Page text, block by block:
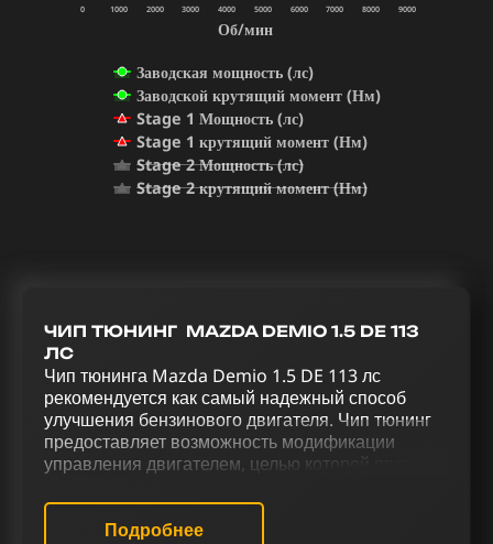
Об/мин
Заводская мощность (лс)
Заводской крутящий момент (Нм)
Stage 1 Мощность (лс)
Stage 1 крутящий момент (Нм)
Stage 2 Мощность (лс)
Stage 2 крутящий момент (Нм)
0 1000 2000 3000 4000 5000 6000 7000 8000 9000
ЧИП ТЮНИНГ MAZDA DEMIO 1.5 DE 113
ЛС
Чип тюнинга Mazda Demio 1.5 DE 113 лс
рекомендуется как самый надежный способ
улучшения бензинового двигателя. Чип тюнинг
предоставляет возможность модификации
управления двигателем, целью которой является
усовершенствования Mazda Demio 1.5 DE 113
лс, включающий в себя чип тюнинг (stage 1 и
Подробнее